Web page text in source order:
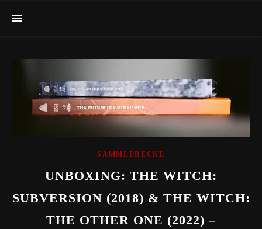
SAMMLERECKE
UNBOXING: THE WITCH:
SUBVERSION (2018) & THE WITCH:
THE OTHER ONE (2022) –